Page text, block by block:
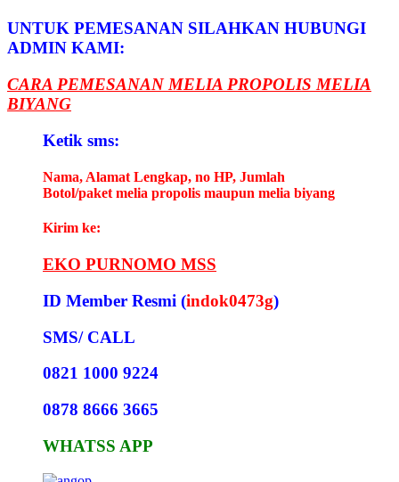
UNTUK PEMESANAN SILAHKAN HUBUNGI
ADMIN KAMI:
CARA PEMESANAN MELIA PROPOLIS MELIA
BIYANG
Ketik sms:
Nama, Alamat Lengkap, no HP, Jumlah
Botol/paket melia propolis maupun melia biyang
Kirim ke:
EKO PURNOMO MSS
ID Member Resmi (indok0473g)
SMS/ CALL
0821 1000 9224
0878 8666 3665
WHATSS APP